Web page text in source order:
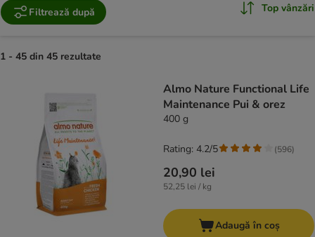
Filtrează după Top vânzări
1 - 45 din 45 rezultate
Almo Nature Functional Life
Maintenance Pui & orez
400 g
20,90 lei
52,25 lei / kg
Rating: 4.2/5 (596)
Adaugă în coș